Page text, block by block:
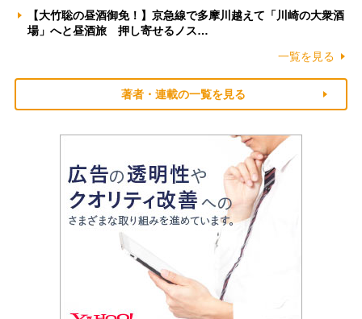
【大竹聡の昼酒御免！】京急線で多摩川越えて「川崎の大衆酒
場」へと昼酒旅 押し寄せるノス…
一覧を見る
著者・連載の一覧を見る